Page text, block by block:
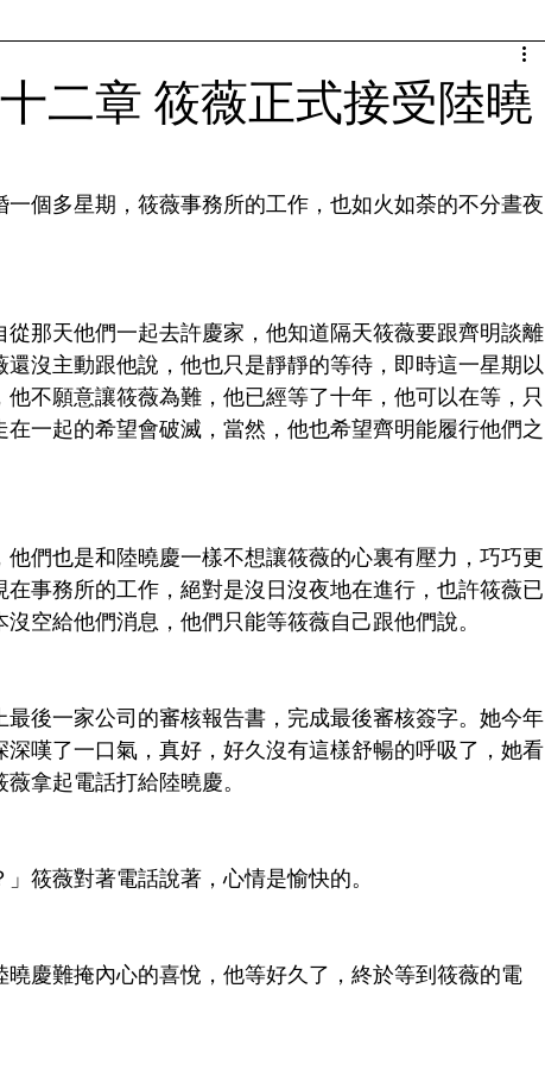
二章 筱薇正式接受陸曉
個多星期，筱薇事務所的工作，也如火如荼的不分晝夜
那天他們一起去許慶家，他知道隔天筱薇要跟齊明談離
沒主動跟他說，他也只是靜靜的等待，即時這一星期以
不願意讓筱薇為難，他已經等了十年，他可以在等，只
一起的希望會破滅，當然，他也希望齊明能履行他們之
們也是和陸曉慶一樣不想讓筱薇的心裏有壓力，巧巧更
事務所的工作，絕對是沒日沒夜地在進行，也許筱薇已
空給他們消息，他們只能等筱薇自己跟他們說。
後一家公司的審核報告書，完成最後審核簽字。她今年
嘆了一口氣，真好，好久沒有這樣舒暢的呼吸了，她看
拿起電話打給陸曉慶。
筱薇對著電話說著，心情是愉快的。
曉慶難掩內心的喜悅，他等好久了，終於等到筱薇的電